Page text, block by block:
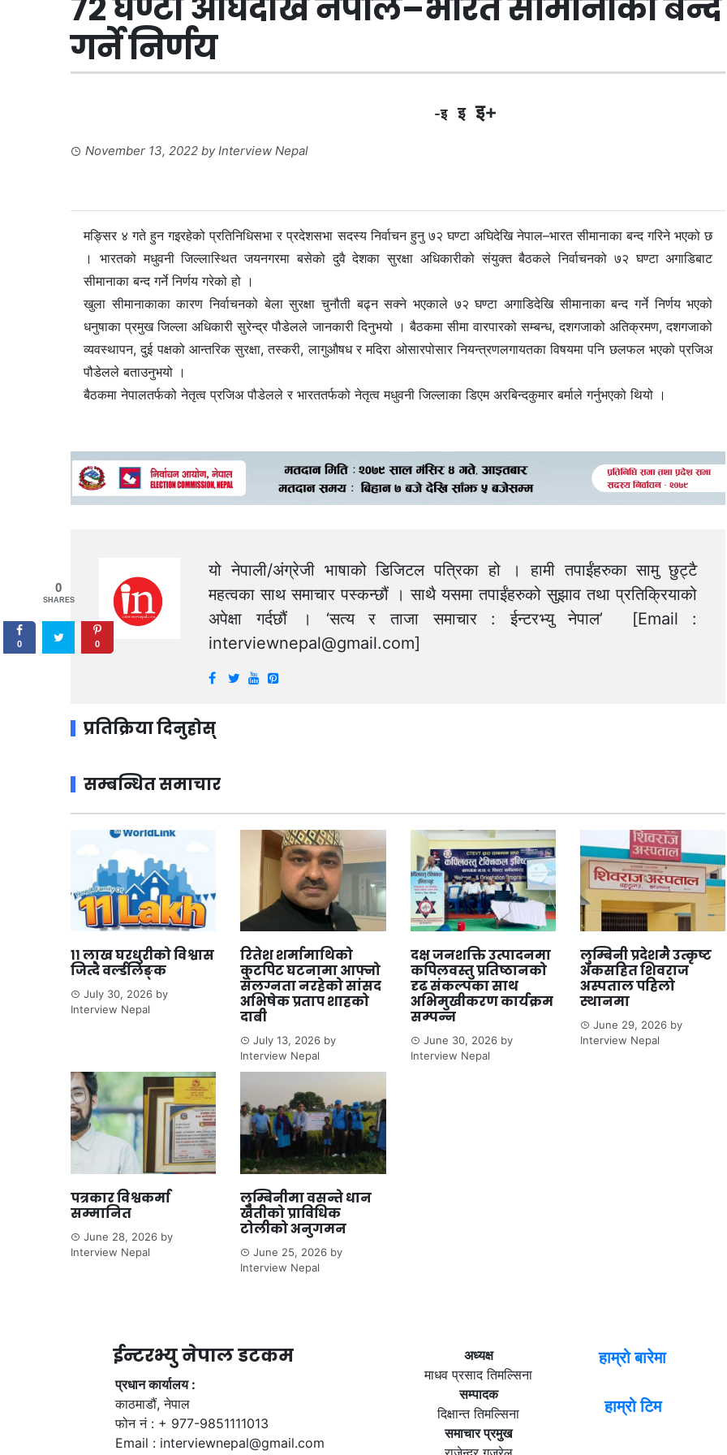
गर्ने निर्णय
-इ इ इ+
November 13, 2022 byInterview Nepal
मङ्सिर ४ गते हुन गइरहेको प्रतिनिधिसभा र प्रदेशसभा सदस्य निर्वाचन हुनु ७२ घण्टा अघिदेखि नेपाल–भारत सीमानाका बन्द गरिने भएको छ
। भारतको मधुवनी जिल्लास्थित जयनगरमा बसेको दुवै देशका सुरक्षा अधिकारीको संयुक्त बैठकले निर्वाचनको ७२ घण्टा अगाडिबाट
सीमानाका बन्द गर्ने निर्णय गरेको हो ।
खुला सीमानाकाका कारण निर्वाचनको बेला सुरक्षा चुनौती बढ्न सक्ने भएकाले ७२ घण्टा अगाडिदेखि सीमानाका बन्द गर्ने निर्णय भएको
धनुषाका प्रमुख जिल्ला अधिकारी सुरेन्द्र पौडेलले जानकारी दिनुभयो । बैठकमा सीमा वारपारको सम्बन्ध, दशगजाको अतिक्रमण, दशगजाको
व्यवस्थापन, दुई पक्षको आन्तरिक सुरक्षा, तस्करी, लागुऔषध र मदिरा ओसारपोसार नियन्त्रणलगायतका विषयमा पनि छलफल भएको प्रजिअ
पौडेलले बताउनुभयो ।
बैठकमा नेपालतर्फको नेतृत्व प्रजिअ पौडेलले र भारततर्फको नेतृत्व मधुवनी जिल्लाका डिएम अरबिन्दकुमार बर्माले गर्नुभएको थियो ।
यो नेपाली/अंग्रेजी भाषाको डिजिटल पत्रिका हो । हामी तपाईंहरुका सामु छुट्टै
महत्वका साथ समाचार पस्कन्छौं । साथै यसमा तपाईंहरुको सुझाव तथा प्रतिक्रियाको
अपेक्षा गर्दछौं । ‘सत्य र ताजा समाचार : ईन्टरभ्यु नेपाल’ [Email :
interviewnepal@gmail.com]
प्रतिक्रिया दिनुहोस्
सम्बन्धित समाचार
११ लाख घरधुरीको विश्वास
जित्दै वर्ल्डलिङ्क
July 30, 2026 by
Interview Nepal
रितेश शर्मामाथिको
कुटपिट घटनामा आफ्नो
संलग्नता नरहेको सांसद
अभिषेक प्रताप शाहको
दाबी
July 13, 2026 by
Interview Nepal
दक्ष जनशक्ति उत्पादनमा
कपिलवस्तु प्रतिष्ठानको
दृढ संकल्पका साथ
अभिमुखीकरण कार्यक्रम
सम्पन्न
June 30, 2026by
Interview Nepal
लुम्बिनी प्रदेशमै उत्कृष्ट
अंकसहित शिवराज
अस्पताल पहिलो
स्थानमा
June 29, 2026by
Interview Nepal
पत्रकार विश्वकर्मा
सम्मानित
June 28, 2026 by
Interview Nepal
लुम्बिनीमा वसन्ते धान
खेतीको प्राविधिक
टोलीको अनुगमन
June 25, 2026 by
Interview Nepal
ईन्टरभ्यु नेपाल डटकम
प्रधान कार्यालय :
काठमाडौं, नेपाल
फोन नं : + 977-9851111013
Email : interviewnepal@gmail.com
अध्यक्ष
माधव प्रसाद तिमल्सिना
सम्पादक
दिक्षान्त तिमल्सिना
समाचार प्रमुख
हाम्रो बारेमा
हाम्रो टिम
0
SHARES
0 0